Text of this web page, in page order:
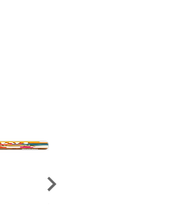
Jeanne Marie